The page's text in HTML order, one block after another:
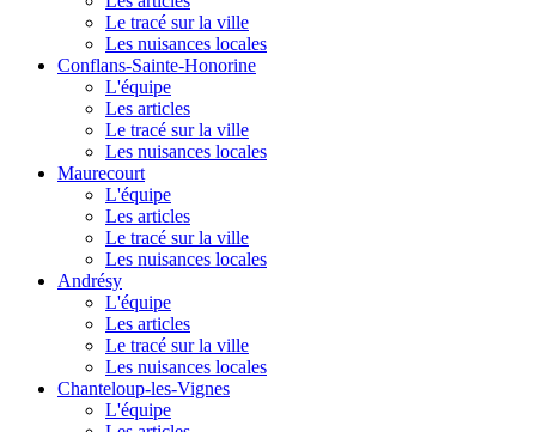
Le tracé sur la ville
Les nuisances locales
Conflans-Sainte-Honorine
L'équipe
Les articles
Le tracé sur la ville
Les nuisances locales
Maurecourt
L'équipe
Les articles
Le tracé sur la ville
Les nuisances locales
Andrésy
L'équipe
Les articles
Le tracé sur la ville
Les nuisances locales
Chanteloup-les-Vignes
L'équipe